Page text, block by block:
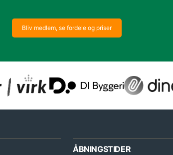
Bliv medlem, se fordele og priser
ÅBNINGSTIDER